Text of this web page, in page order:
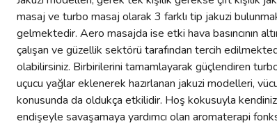
masaj ve turbo masaj olarak 3 farklı tip jakuzi
gelmektedir. Aero masajda ise etki hava basıncının
çalışan ve güzellik sektörü tarafından tercih
olabilirsiniz. Birbirilerini tamamlayarak güçlendiren
uçucu yağlar eklenerek hazırlanan jakuzi modelleri,
konusunda da oldukça etkilidir. Hoş kokusuyla
endişeyle savaşamaya yardımcı olan aromaterapi